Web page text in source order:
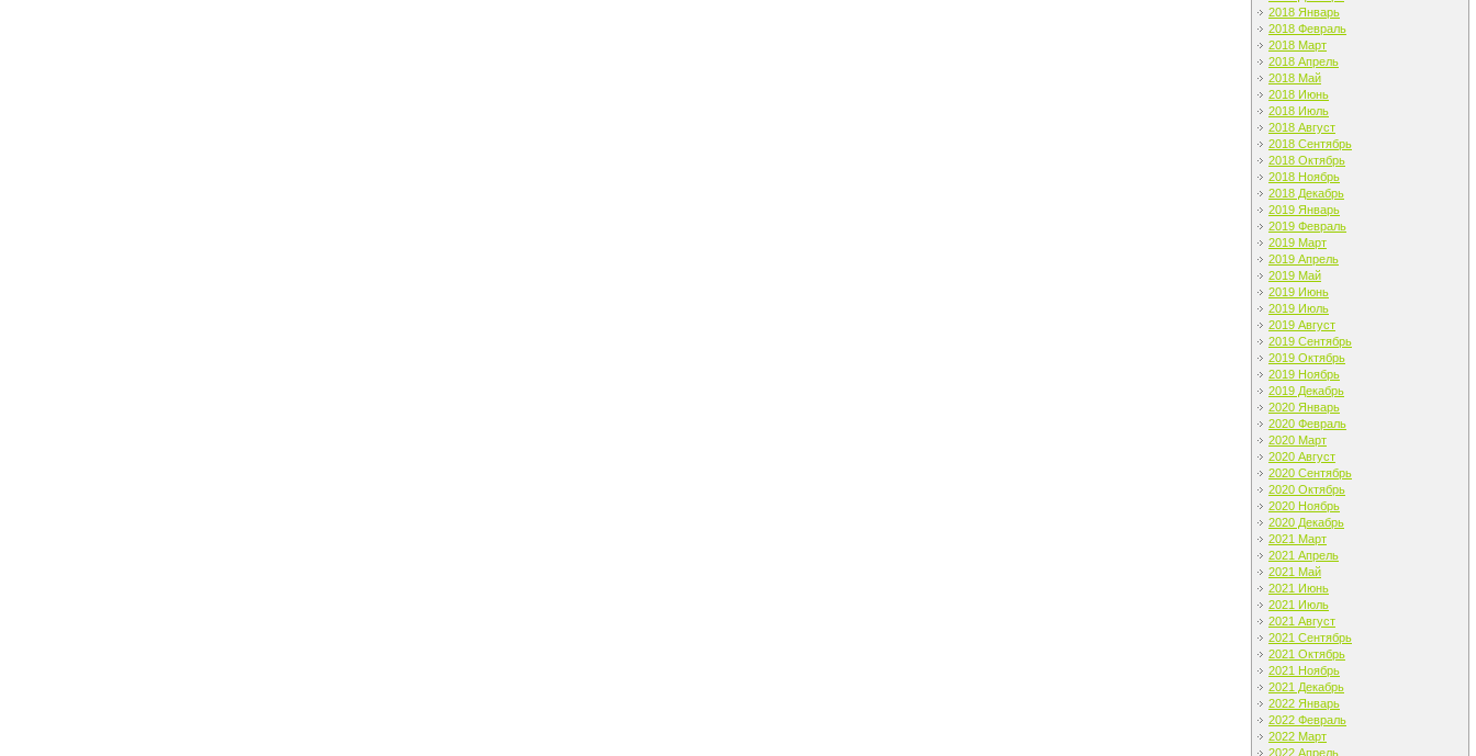
2018 Январь
2018 Февраль
2018 Март
2018 Апрель
2018 Май
2018 Июнь
2018 Июль
2018 Август
2018 Сентябрь
2018 Октябрь
2018 Ноябрь
2018 Декабрь
2019 Январь
2019 Февраль
2019 Март
2019 Апрель
2019 Май
2019 Июнь
2019 Июль
2019 Август
2019 Сентябрь
2019 Октябрь
2019 Ноябрь
2019 Декабрь
2020 Январь
2020 Февраль
2020 Март
2020 Август
2020 Сентябрь
2020 Октябрь
2020 Ноябрь
2020 Декабрь
2021 Март
2021 Апрель
2021 Май
2021 Июнь
2021 Июль
2021 Август
2021 Сентябрь
2021 Октябрь
2021 Ноябрь
2021 Декабрь
2022 Январь
2022 Февраль
2022 Март
2022 Апрель